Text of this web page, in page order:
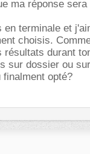
ma réponse
en terminale et
choisis.
résultats durant
sur dossier ou
finalment opté?